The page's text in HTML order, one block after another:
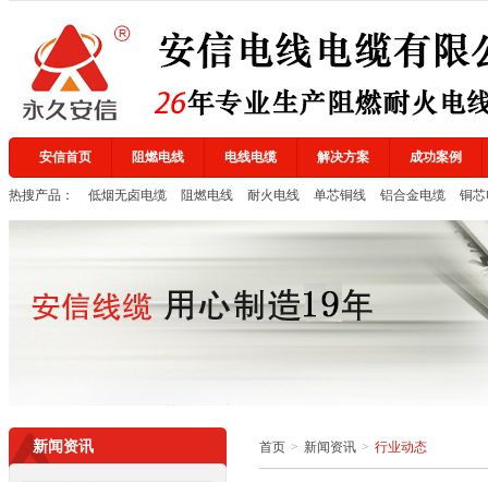
安信首页 阻燃电线 电线电缆 解决方案 成功案例
热搜产品： 低烟无卤电缆 阻燃电线 耐火电线 单芯铜线 铝合金电缆 铜
新闻资讯
中国国家强制性产品认证证书
首页 > 新闻资讯 > 行业动态